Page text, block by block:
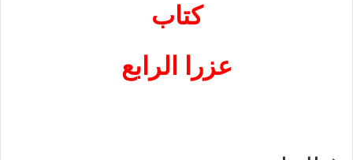
كتاب
عزرا الرابع